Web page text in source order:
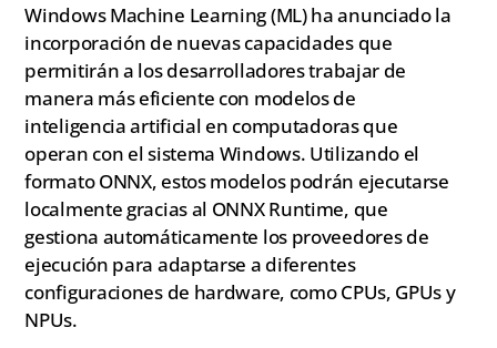
Windows Machine Learning (ML) ha anunciado la
incorporación de nuevas capacidades que
permitirán a los desarrolladores trabajar de
manera más eficiente con modelos de
inteligencia artificial en computadoras que
operan con el sistema Windows. Utilizando el
formato ONNX, estos modelos podrán ejecutarse
localmente gracias al ONNX Runtime, que
gestiona automáticamente los proveedores de
ejecución para adaptarse a diferentes
configuraciones de hardware, como CPUs, GPUs y
NPUs.